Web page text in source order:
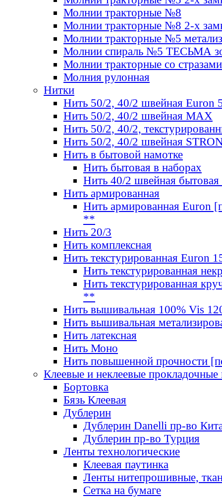
Молнии тракторные №8
Молнии тракторные №8 2-х
Молнии тракторные №5
Молнии спираль №5 ТЕСЬМА
Молнии тракторные со стразами
Молния рулонная
Нитки
Нить 50/2, 40/2 швейная Euron
Нить 50/2, 40/2 швейная МАХ
Нить 50/2, 40/2,
Нить 50/2, 40/2 швейная
Нить в бытовой намотке
Нить бытовая в наборах
Нить 40/2 швейная бытовая
Нить армированная
Нить армированная Euron
**
Нить 20/3
Нить комплексная
Нить текстурированная Euron
Нить текстурированная
Нить текстурированная
**
Нить вышивальная 100% Vis
Нить вышивальная
Нить латексная
Нить Моно
Нить повышенной прочности
Клеевые и неклеевые прокладочные
Бортовка
Бязь Клеевая
Дублерин
Дублерин Danelli пр-во
Дублерин пр-во Турция
Ленты технологические
Клеевая паутинка
Ленты нитепрошивные,
Сетка на бумаге